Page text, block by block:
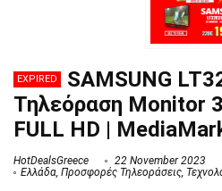
EXPIRED
SAMSUNG
Τηλεόραση Monitor
FULL HD |
HotDealsGreece
22 November 2023
Ελλάδα, Προσφορές Τηλεοράσεις,